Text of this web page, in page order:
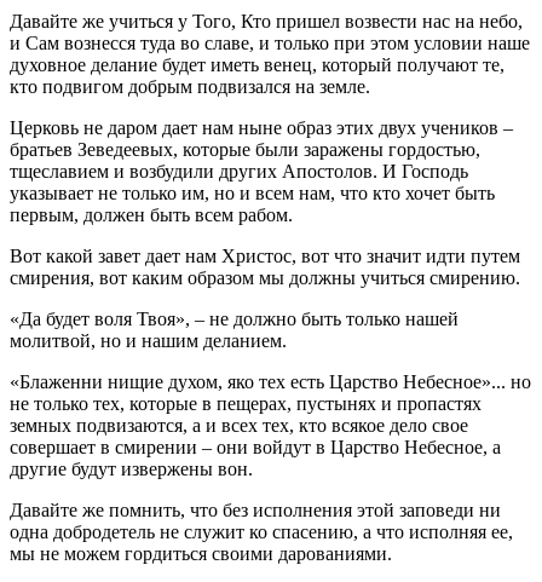
Давайте же учиться у Того, Кто пришел возвести нас на небо,
и Сам вознесся туда во славе, и только при этом условии наше
духовное делание будет иметь венец, который получают те,
кто подвигом добрым подвизался на земле.
Церковь не даром дает нам ныне образ этих двух учеников –
братьев Зеведеевых, которые были заражены гордостью,
тщеславием и возбудили других Апостолов. И Господь
указывает не только им, но и всем нам, что кто хочет быть
первым, должен быть всем рабом.
Вот какой завет дает нам Христос, вот что значит идти путем
смирения, вот каким образом мы должны учиться смирению.
«Да будет воля Твоя», – не должно быть только нашей
молитвой, но и нашим деланием.
«Блаженни нищие духом, яко тех есть Царство Небесное»... но
не только тех, которые в пещерах, пустынях и пропастях
земных подвизаются, а и всех тех, кто всякое дело свое
совершает в смирении – они войдут в Царство Небесное, а
другие будут извержены вон.
Давайте же помнить, что без исполнения этой заповеди ни
одна добродетель не служит ко спасению, а что исполняя ее,
мы не можем гордиться своими дарованиями.